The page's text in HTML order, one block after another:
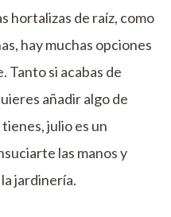
hortalizas de raíz, como
hay muchas opciones
Tanto si acabas de
añadir algo de
julio es un
las manos y
jardinería.